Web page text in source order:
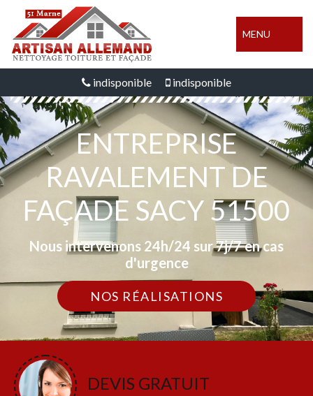
MENU
indisponible indisponible
ENTREPRISE
RAVALEMENT DE
FAÇADE SACY 51500
Nous intervenons 24h/24 sur 7j/7 en cas
d'urgence
NOS RÉALISATIONS
DEVIS GRATUIT